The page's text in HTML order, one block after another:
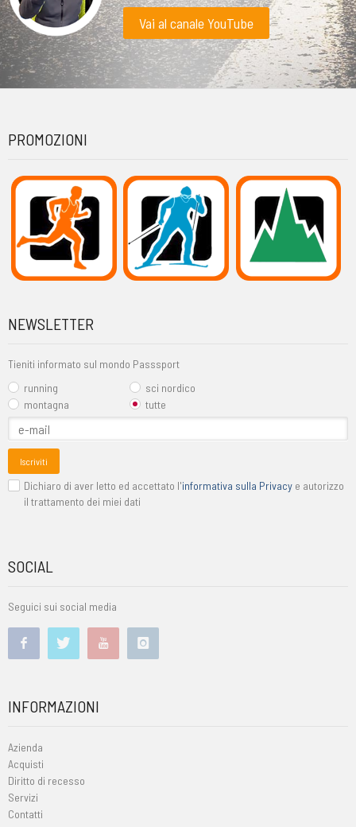
Vai al canale YouTube
PROMOZIONI
NEWSLETTER
Tieniti informato sul mondo Passsport
running
sci nordico
montagna
tutte
Iscriviti
Dichiaro di aver letto ed accettato l'informativa sulla Privacy e autorizzo
il trattamento dei miei dati
SOCIAL
Seguici sui social media
INFORMAZIONI
Azienda
Acquisti
Diritto di recesso
Servizi
Contatti